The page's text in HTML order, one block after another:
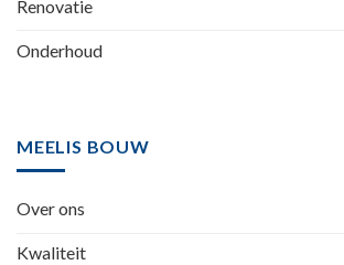
Renovatie
Onderhoud
MEELIS BOUW
Over ons
Kwaliteit